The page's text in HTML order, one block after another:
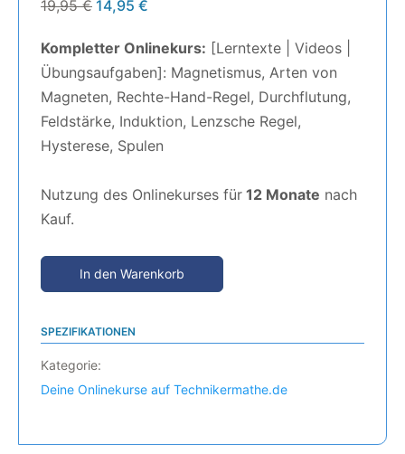
19,95€ 14,95 €
Kompletter Onlinekurs: [Lerntexte | Videos |
Übungsaufgaben]: Magnetismus, Arten von
Magneten, Rechte-Hand-Regel, Durchflutung,
Feldstärke, Induktion, Lenzsche Regel,
Hysterese, Spulen
Nutzung des Onlinekurses für 12 Monate nach
Kauf.
In den Warenkorb
SPEZIFIKATIONEN
Kategorie:
Deine Onlinekurse auf Technikermathe.de